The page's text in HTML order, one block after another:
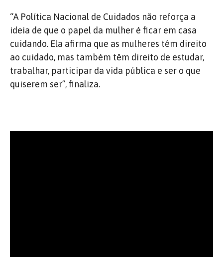
“A Política Nacional de Cuidados não reforça a
ideia de que o papel da mulher é ficar em casa
cuidando. Ela afirma que as mulheres têm direito
ao cuidado, mas também têm direito de estudar,
trabalhar, participar da vida pública e ser o que
quiserem ser”, finaliza.